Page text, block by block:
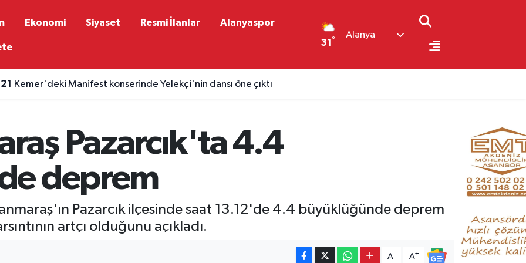
Ekonomi Siyaset Resmi İlanlar Alanyaspor
31 °
Alanya
Kemer'deki Manifest konserinde Yelekçi'nin dansı öne çıktı
Pazarcık'ta 4.4
deprem
Pazarcık ilçesinde saat 13.12'de 4.4 büyüklüğünde deprem
artçı olduğunu açıkladı.
A- A+